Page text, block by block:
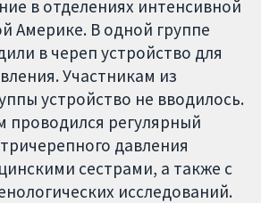
в отделениях интенсивной
Америке. В одной группе
в череп устройство для
Участникам из
устройство не вводилось.
проводился регулярный
давления
сестрами, а также с
исследований.